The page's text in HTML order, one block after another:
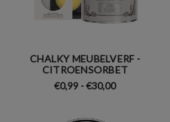
CHALKY MEUBELVERF -
CITROENSORBET
€0,99 - €30,00